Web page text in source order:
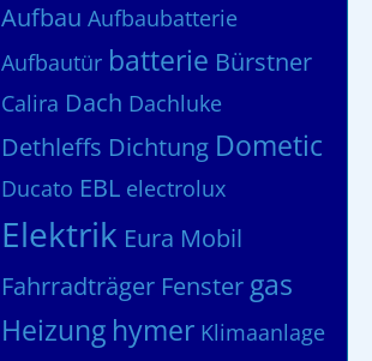
Aufbau Aufbaubatterie
Aufbautür batterie Bürstner
Calira Dach Dachluke
Dethleffs Dichtung Dometic
Ducato EBL electrolux
Elektrik Eura Mobil
Fahrradträger Fenster gas
Heizung hymer Klimaanlage